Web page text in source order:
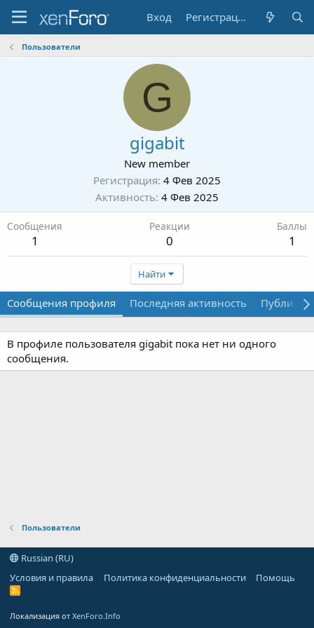
Вход Регистрация
Пользователи
G
gigabit
New member
Регистрация 4 Фев 2025
Активность 4 Фев 2025
Сообщения
1
Реакции
0
Баллы
1
Найти
Сообщения профиля Последняя активность
В профиле пользователя gigabit пока нет ни одного
сообщения.
Пользователи
Russian (RU)
Условия и правила
Политика конфиденциальности Помощь
R
Локализация от XenForo.Info